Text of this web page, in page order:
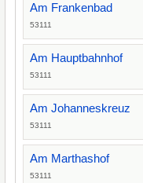
Am Frankenbad
53111
Am Hauptbahnhof
53111
Am Johanneskreuz
53111
Am Marthashof
53111